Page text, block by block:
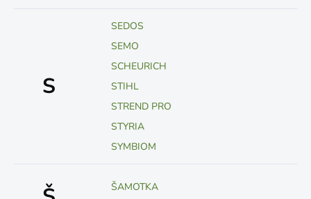
S
SEDOS
SEMO
SCHEURICH
STIHL
STREND PRO
STYRIA
SYMBIOM
ŠAMOTKA